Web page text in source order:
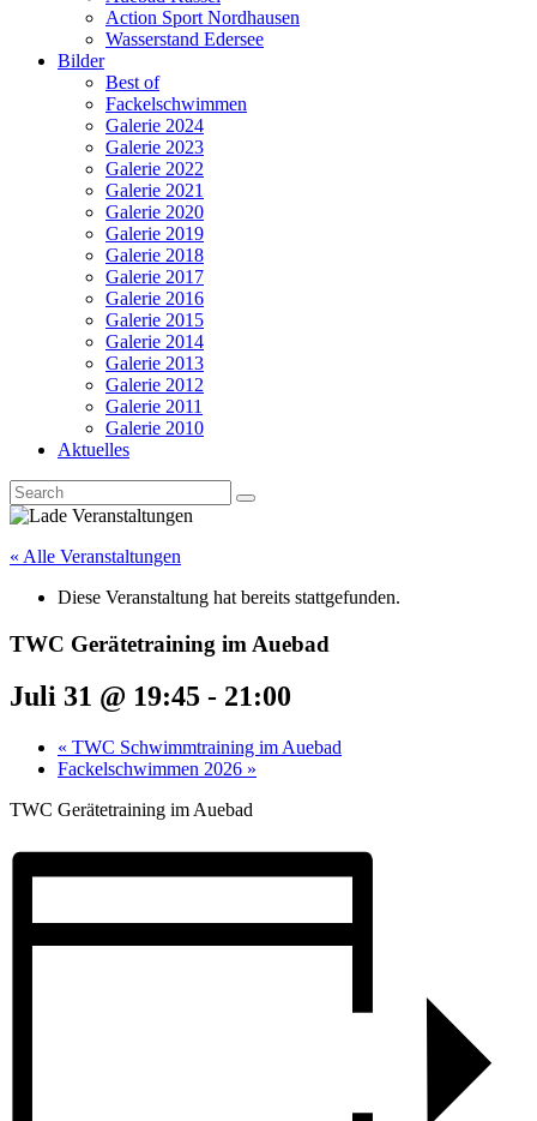
Action Sport Nordhausen
Wasserstand Edersee
Bilder
Best of
Fackelschwimmen
Galerie 2024
Galerie 2023
Galerie 2022
Galerie 2021
Galerie 2020
Galerie 2019
Galerie 2018
Galerie 2017
Galerie 2016
Galerie 2015
Galerie 2014
Galerie 2013
Galerie 2012
Galerie 2011
Galerie 2010
Aktuelles
« Alle Veranstaltungen
Diese Veranstaltung hat bereits stattgefunden.
TWC Gerätetraining im Auebad
Juli 31 @ 19:45 - 21:00
« TWC Schwimmtraining im Auebad
Fackelschwimmen 2026 »
TWC Gerätetraining im Auebad